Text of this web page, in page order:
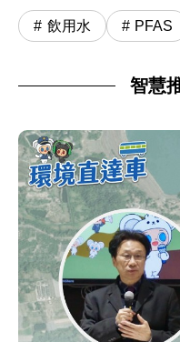
飲用水 PFAS
智慧